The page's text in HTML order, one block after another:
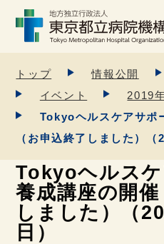
トップ 情報公開
イベント
2019
Tokyoヘルスケアサポ
（お申込終了しました）（
Tokyoヘルス
養成講座の開
しました）（
日）